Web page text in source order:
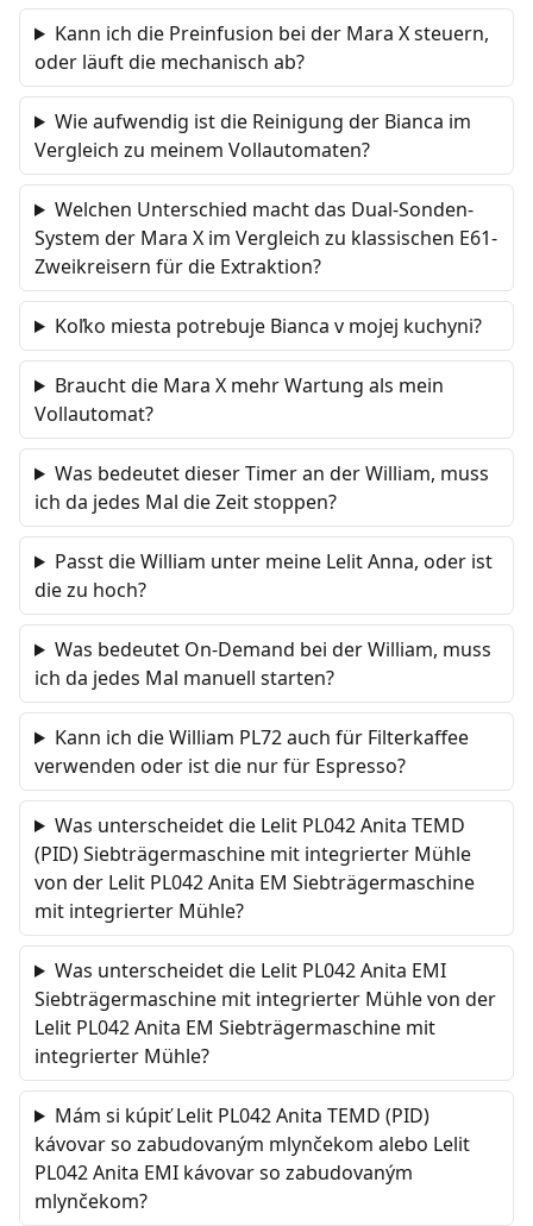
Kann ich die Preinfusion bei der Mara X steuern,
oder läuft die mechanisch ab?
Wie aufwendig ist die Reinigung der Bianca im
Vergleich zu meinem Vollautomaten?
Welchen Unterschied macht das Dual-Sonden-
System der Mara X im Vergleich zu klassischen E61-
Zweikreisern für die Extraktion?
Koľko miesta potrebuje Bianca v mojej kuchyni?
Braucht die Mara X mehr Wartung als mein
Vollautomat?
Was bedeutet dieser Timer an der William, muss
ich da jedes Mal die Zeit stoppen?
Passt die William unter meine Lelit Anna, oder ist
die zu hoch?
Was bedeutet On-Demand bei der William, muss
ich da jedes Mal manuell starten?
Kann ich die William PL72 auch für Filterkaffee
verwenden oder ist die nur für Espresso?
Was unterscheidet die Lelit PL042 Anita TEMD
(PID) Siebträgermaschine mit integrierter Mühle
von der Lelit PL042 Anita EM Siebträgermaschine
mit integrierter Mühle?
Was unterscheidet die Lelit PL042 Anita EMI
Siebträgermaschine mit integrierter Mühle von der
Lelit PL042 Anita EM Siebträgermaschine mit
integrierter Mühle?
Mám si kúpiť Lelit PL042 Anita TEMD (PID)
kávovar so zabudovaným mlynčekom alebo Lelit
PL042 Anita EMI kávovar so zabudovaným
mlynčekom?